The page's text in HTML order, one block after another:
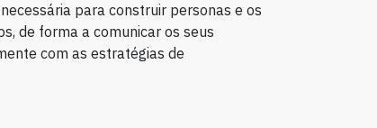
para construir personas e os
de forma a comunicar os seus
com as estratégias de